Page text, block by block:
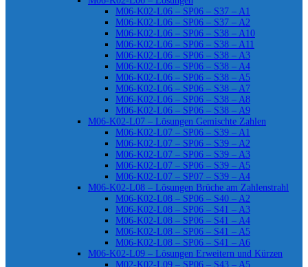
M06-K02-L06 – SP06 – S37 – A1
M06-K02-L06 – SP06 – S37 – A2
M06-K02-L06 – SP06 – S38 – A10
M06-K02-L06 – SP06 – S38 – A11
M06-K02-L06 – SP06 – S38 – A3
M06-K02-L06 – SP06 – S38 – A4
M06-K02-L06 – SP06 – S38 – A5
M06-K02-L06 – SP06 – S38 – A7
M06-K02-L06 – SP06 – S38 – A8
M06-K02-L06 – SP06 – S38 – A9
M06-K02-L07 – Lösungen Gemischte Zahlen
M06-K02-L07 – SP06 – S39 – A1
M06-K02-L07 – SP06 – S39 – A2
M06-K02-L07 – SP06 – S39 – A3
M06-K02-L07 – SP06 – S39 – A5
M06-K02-L07 – SP07 – S39 – A4
M06-K02-L08 – Lösungen Brüche am Zahlenstrahl
M06-K02-L08 – SP06 – S40 – A2
M06-K02-L08 – SP06 – S41 – A3
M06-K02-L08 – SP06 – S41 – A4
M06-K02-L08 – SP06 – S41 – A5
M06-K02-L08 – SP06 – S41 – A6
M06-K02-L09 – Lösungen Erweitern und Kürzen
M02-K02-L09 – SP06 – S43 – A5